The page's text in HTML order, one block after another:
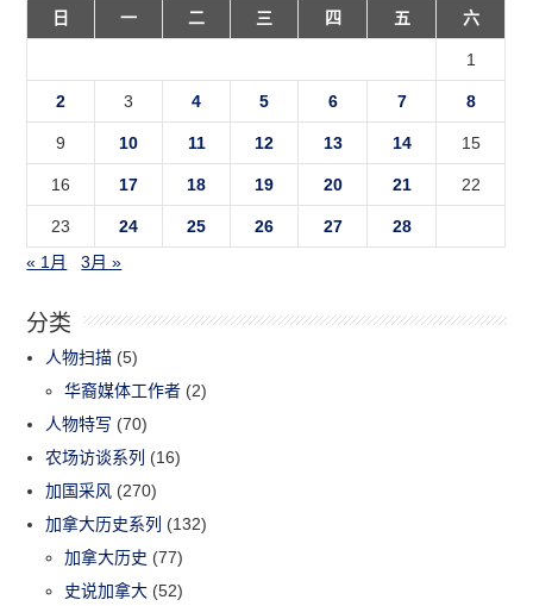
日
一 二 三 四 五 六
1
2 3 4 5 6 7 8
9 10 11 12 13 14 15
16 17 18 19 20 21 22
23 24 25 26 27
28
« 1月
3月 »
分类
人物扫描 (5)
华裔媒体工作者 (2)
人物特写 (70)
农场访谈系列 (16)
加国采风 (270)
加拿大历史系列 (132)
加拿大历史 (77)
史说加拿大 (52)